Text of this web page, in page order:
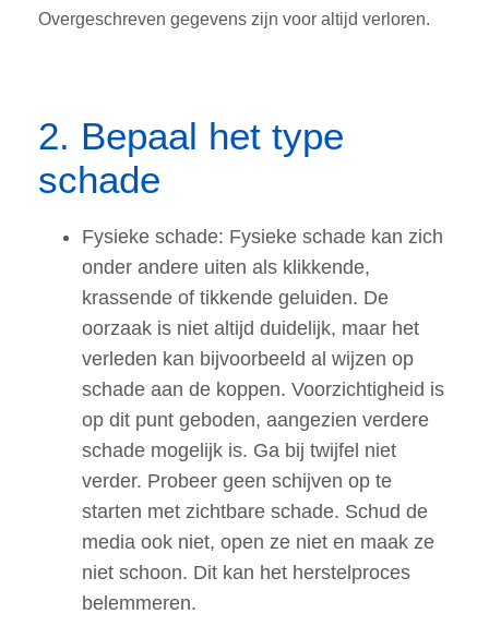
Overgeschreven gegevens zijn voor altijd verloren.
2. Bepaal het type
schade
Fysieke schade: Fysieke schade kan zich
onder andere uiten als klikkende,
krassende of tikkende geluiden. De
oorzaak is niet altijd duidelijk, maar het
verleden kan bijvoorbeeld al wijzen op
schade aan de koppen. Voorzichtigheid is
op dit punt geboden, aangezien verdere
schade mogelijk is. Ga bij twijfel niet
verder. Probeer geen schijven op te
starten met zichtbare schade. Schud de
media ook niet, open ze niet en maak ze
niet schoon. Dit kan het herstelproces
belemmeren.